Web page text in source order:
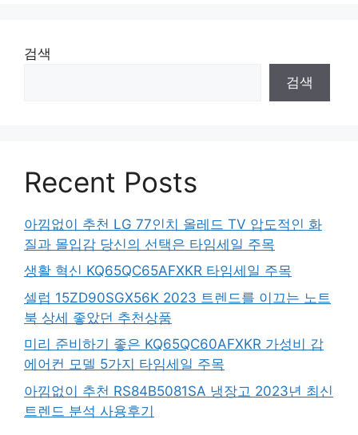
검색
검색
Recent Posts
아낌없이 추천 LG 77인치 올레드 TV 압도적인 화
질과 몰입감 당신의 선택은 타임세일 주목
생활 혁신 KQ65QC65AFXKR 타임세일 주목
셀럽 15ZD90SGX56K 2023 트렌드를 이끄는 노트
북 상세 좋았던 추천상품
미리 준비하기 좋은 KQ65QC60AFXKR 가성비 갑
에어컨 모델 5가지 타임세일 주목
아낌없이 추천 RS84B5081SA 냉장고 2023년 최신
트렌드 분석 사용후기